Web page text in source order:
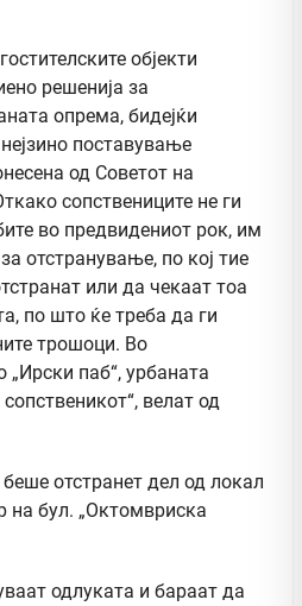
објекти
решенија за
опрема, бидејќи
поставување
од Советот на
сопствениците не ги
во предвидениот рок, им
отстранување, по кој тие
или да чекаат тоа
по што ќе треба да ги
трошоци. Во
„Ирски паб“, урбаната
велат од
отстранет дел од локал
на бул. „Октомвриска
одлуката и бараат да